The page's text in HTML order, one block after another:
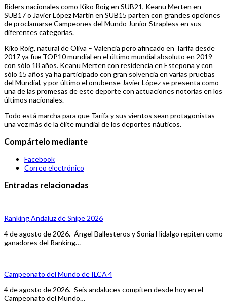
Riders nacionales como Kiko Roig en SUB21, Keanu Merten en
SUB17 o Javier López Martín en SUB15 parten con grandes opciones
de proclamarse Campeones del Mundo Junior Strapless en sus
diferentes categorías.
Kiko Roig, natural de Oliva – Valencia pero afincado en Tarifa desde
2017 ya fue TOP10 mundial en el último mundial absoluto en 2019
con sólo 18 años. Keanu Merten con residencia en Estepona y con
sólo 15 años ya ha participado con gran solvencia en varias pruebas
del Mundial, y por último el onubense Javier López se presenta como
una de las promesas de este deporte con actuaciones notorias en los
últimos nacionales.
Todo está marcha para que Tarifa y sus vientos sean protagonistas
una vez más de la élite mundial de los deportes náuticos.
Compártelo mediante
Facebook
Correo electrónico
Entradas relacionadas
Ranking Andaluz de Snipe 2026
4 de agosto de 2026.- Ángel Ballesteros y Sonia Hidalgo repiten como
ganadores del Ranking…
Campeonato del Mundo de ILCA 4
4 de agosto de 2026.- Seis andaluces compiten desde hoy en el
Campeonato del Mundo…